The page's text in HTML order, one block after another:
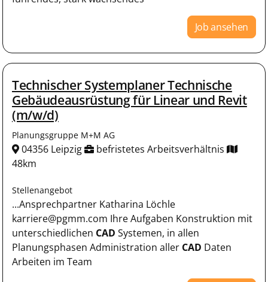
Job ansehen
Technischer Systemplaner Technische
Gebäudeausrüstung für Linear und Revit
(m/w/d)
Planungsgruppe M+M AG
04356 Leipzig
befristetes Arbeitsverhältnis
48km
Stellenangebot
...Ansprechpartner Katharina Löchle
karriere@pgmm.com Ihre Aufgaben Konstruktion mit
unterschiedlichen CAD Systemen, in allen
Planungsphasen Administration aller CAD Daten
Arbeiten im Team